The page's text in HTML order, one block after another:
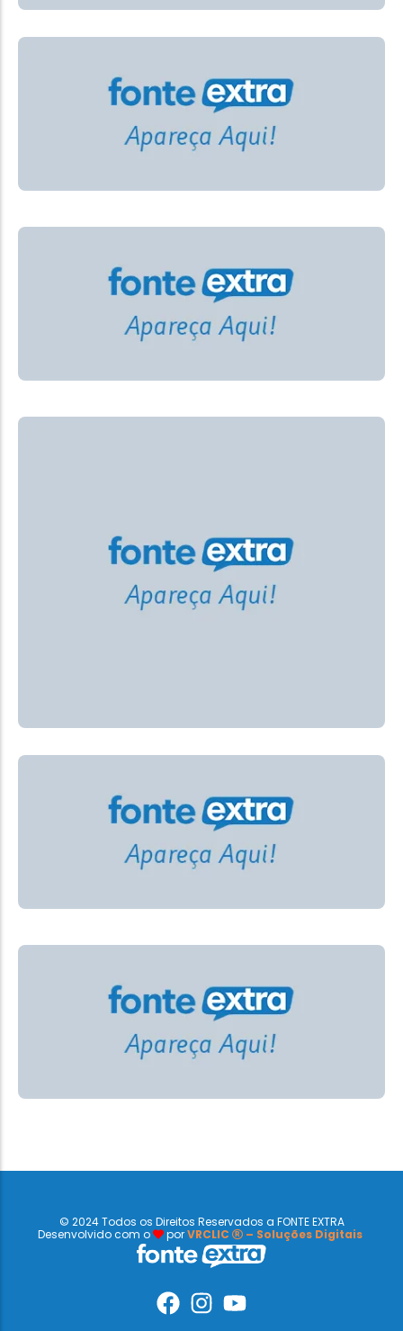
© 2024 Todos os Direitos Reservados a FONTE EXTRA
Desenvolvido com o
porVRCLIC – Soluções Digitais